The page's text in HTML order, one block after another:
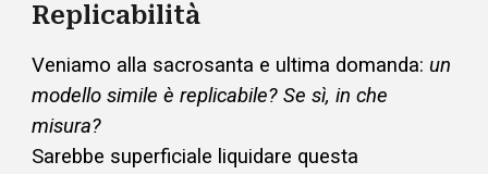
Replicabilità
Veniamo alla sacrosanta e ultima domanda: un
modello simile è replicabile? Se sì, in che
misura?
Sarebbe superficiale liquidare questa